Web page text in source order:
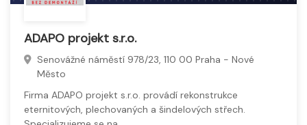
ADAPO projekt s.r.o.
Senovážné náměstí 978/23, 110 00 Praha - Nové
Město
Firma ADAPO projekt s.r.o. provádí rekonstrukce
eternitových, plechovaných a šindelových střech.